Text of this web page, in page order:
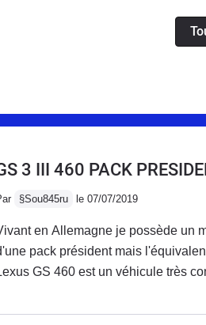
3 III 460 PACK
§Sou845ru le 07/07/2019
en Allemagne je possède un
pack président mais
GS 460 est un véhicule très
régulateur de vitesse, radar